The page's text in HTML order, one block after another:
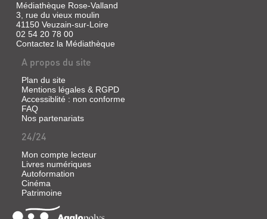
Médiathèque Rose-Valland
3, rue du vieux moulin
41150 Veuzain-sur-Loire
02 54 20 78 00
Contactez la Médiathèque
A propos du site
Plan du site
Mentions légales & RGPD
Accessiblité : non conforme
FAQ
Nos partenariats
24/24
Mon compte lecteur
Livres numériques
Autoformation
Cinéma
Patrimoine